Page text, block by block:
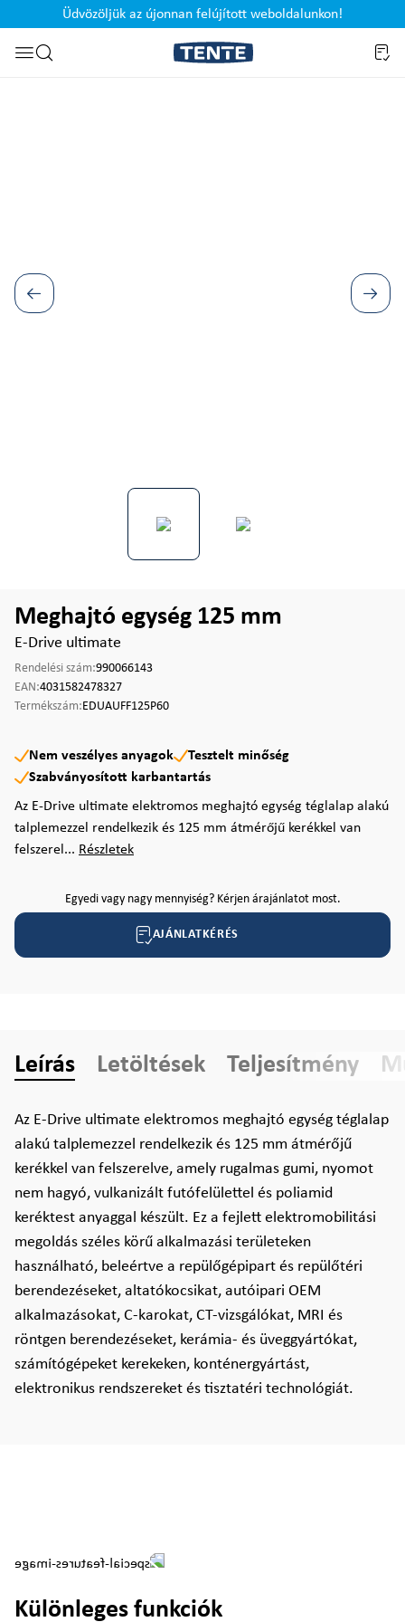
Ugrás a kereséshez
Üdvözöljük az újonnan felújított weboldalunkon!
Meghajtó egység 125 mm
E-Drive ultimate
Rendelési szám:990066143
EAN:4031582478327
Termékszám:EDUAUFF125P60
Nem veszélyes anyagok
Tesztelt minőség
Szabványosított karbantartás
Az E-Drive ultimate elektromos meghajtó egység téglalap alakú
talplemezzel rendelkezik és 125 mm átmérőjű kerékkel van
felszerel... Részletek
Egyedi vagy nagy mennyiség? Kérjen árajánlatot most.
AJÁNLATKÉRÉS
Leírás Letöltések Teljesítmény
Az E-Drive ultimate elektromos meghajtó egység téglalap
alakú talplemezzel rendelkezik és 125 mm átmérőjű
kerékkel van felszerelve, amely rugalmas gumi, nyomot
nem hagyó, vulkanizált futófelülettel és poliamid
keréktest anyaggal készült. Ez a fejlett elektromobilitási
megoldás széles körű alkalmazási területeken
használható, beleértve a repülőgépipart és repülőtéri
berendezéseket, altatókocsikat, autóipari OEM
alkalmazásokat, C-karokat, CT-vizsgálókat, MRI és
röntgen berendezéseket, kerámia- és üveggyártókat,
számítógépeket kerekeken, konténergyártást,
elektronikus rendszereket és tisztatéri technológiát.
Különleges funkciók